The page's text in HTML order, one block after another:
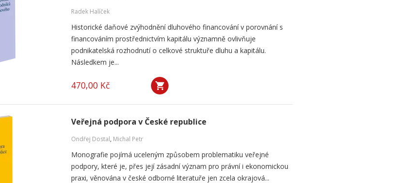
Radek Halíček
Historické daňové zvýhodnění dluhového financování v porovnání s
financováním prostřednictvím kapitálu významně ovlivňuje
podnikatelská rozhodnutí o celkové struktuře dluhu a kapitálu.
Následkem je...
470,00 Kč
Veřejná podpora v České republice
Ondřej Dostal, Michal Petr
Monografie pojímá uceleným způsobem problematiku veřejné
podpory, které je, přes její zásadní význam pro právní i ekonomickou
praxi, věnována v české odborné literatuře jen zcela okrajová...